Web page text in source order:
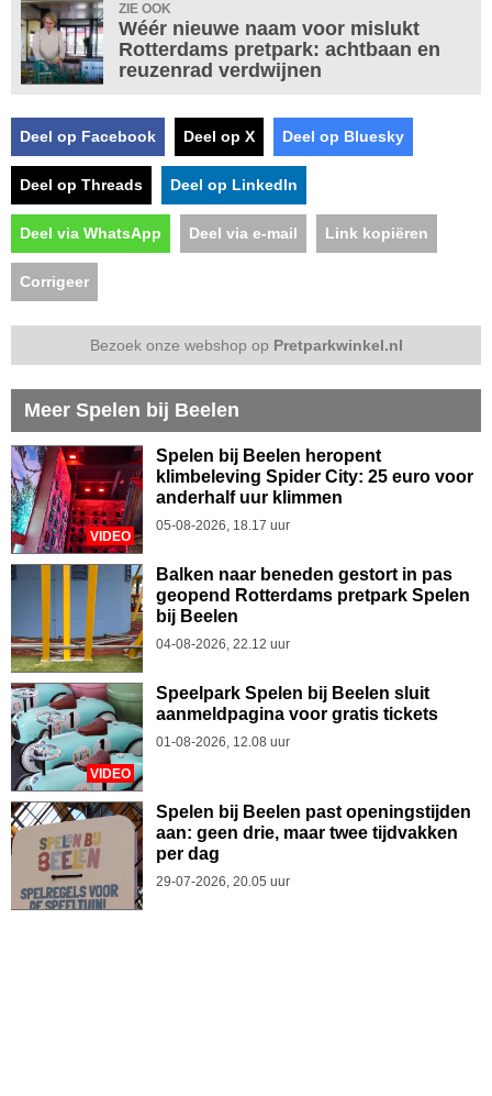
ZIE OOK
Wéér nieuwe naam voor mislukt
Rotterdams pretpark: achtbaan en
reuzenrad verdwijnen
Deel op Facebook Deel op X Deel op Bluesky
Deel op Threads Deel op LinkedIn
Deel via WhatsApp Deel via e-mail Link kopiëren
Corrigeer
Bezoek onze webshop op Pretparkwinkel.nl
Meer Spelen bij Beelen
VIDEO
Spelen bij Beelen heropent
klimbeleving Spider City: 25 euro voor
anderhalf uur klimmen
05-08-2026, 18.17 uur
Balken naar beneden gestort in pas
geopend Rotterdams pretpark Spelen
bij Beelen
04-08-2026, 22.12 uur
VIDEO
Speelpark Spelen bij Beelen sluit
aanmeldpagina voor gratis tickets
01-08-2026, 12.08 uur
Spelen bij Beelen past openingstijden
aan: geen drie, maar twee tijdvakken
per dag
29-07-2026, 20.05 uur